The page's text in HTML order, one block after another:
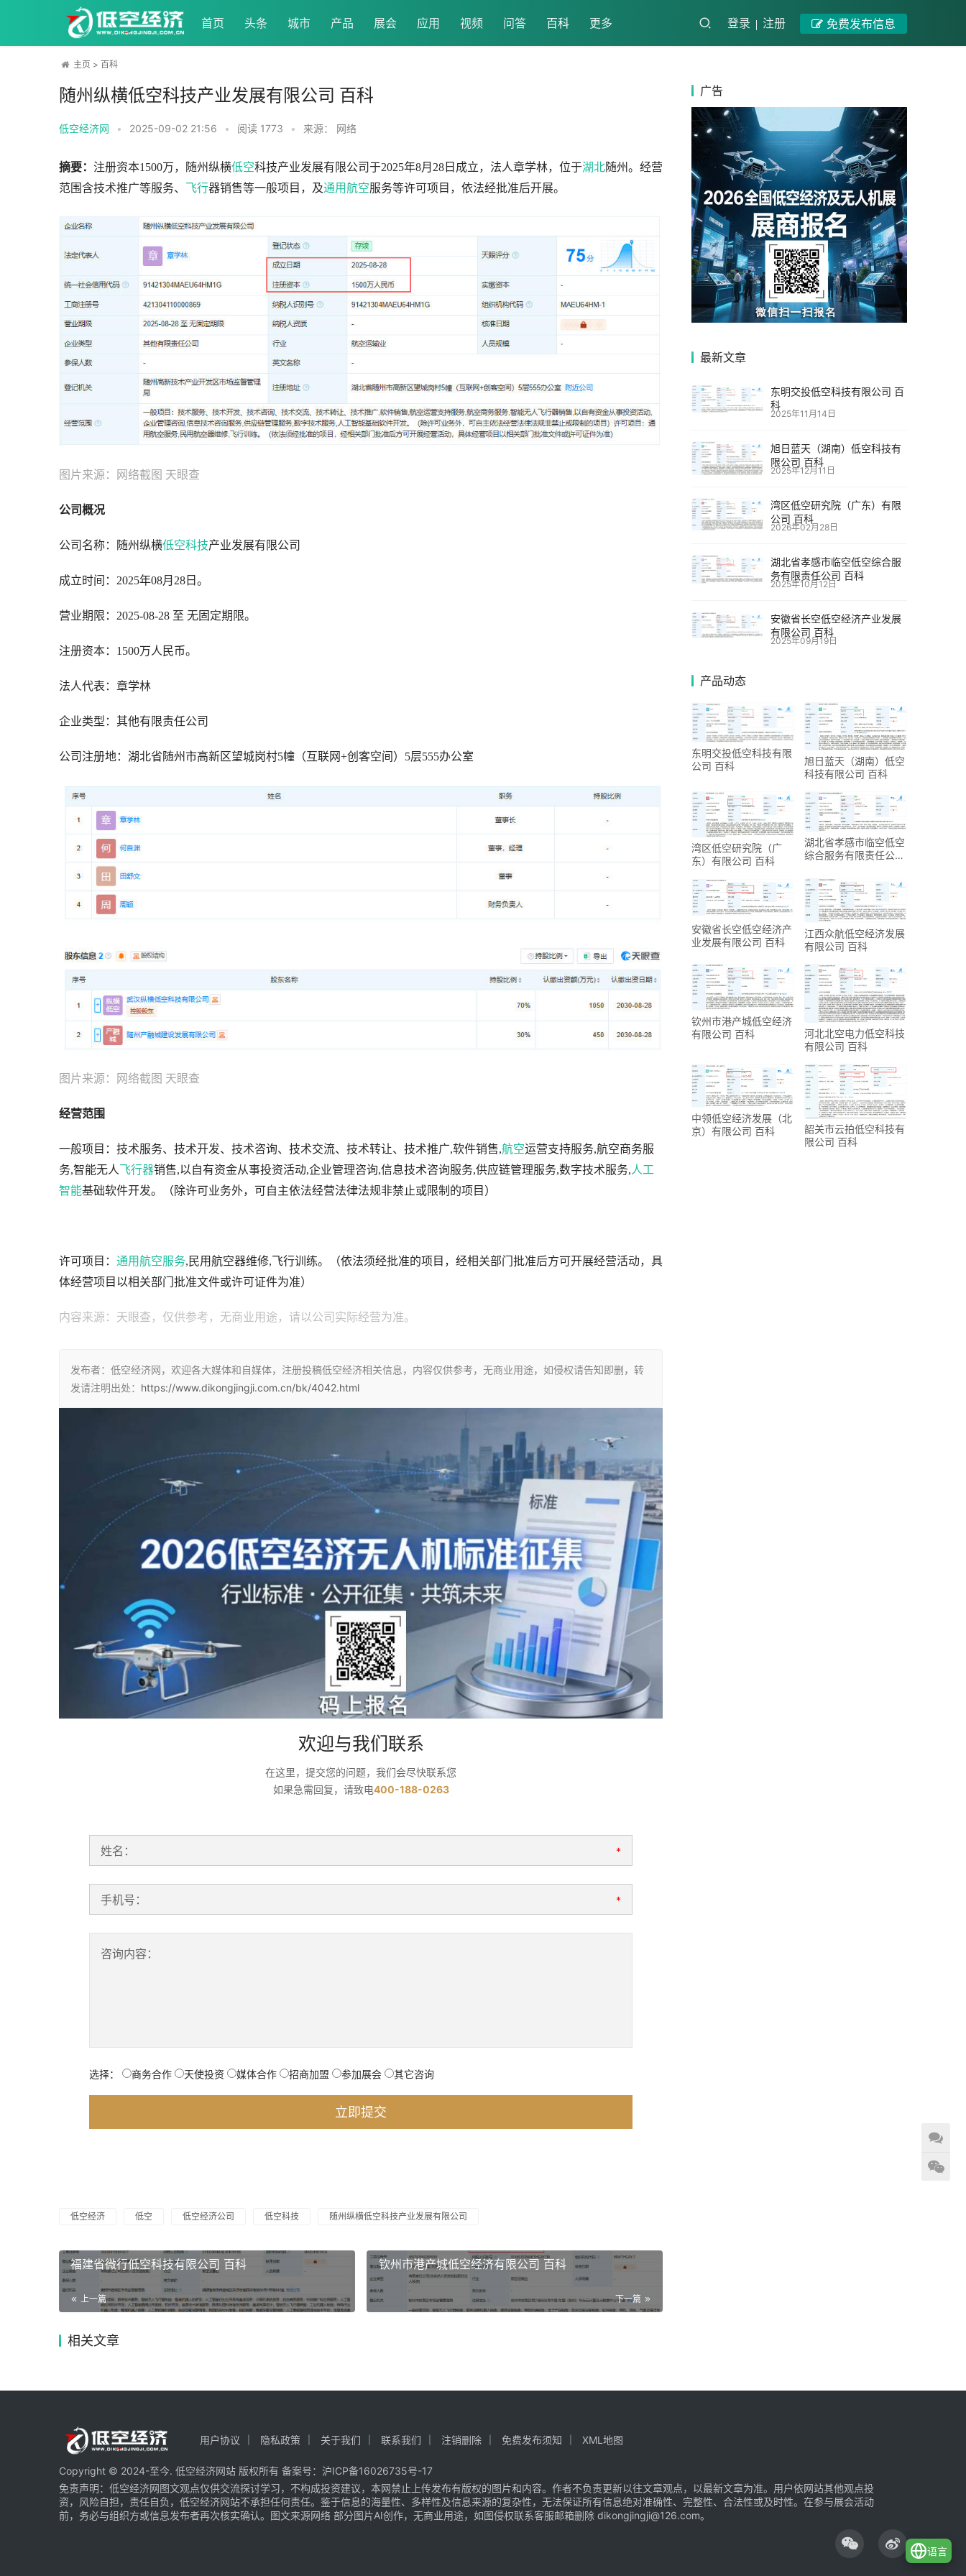
首页 头条 城市 产品 展会 应用 视频 问答 百科 更多 登录 注册 免费发布信息
主页 > 百科
随州纵横低空科技产业发展有限公司 百科
低空经济网 • 2025-09-02 21:56 • 阅读 1773 • 来源： 网络
摘要： 注册资本1500万，随州纵横低空科技产业发展有限公司于2025年8月28日成立，法人章学林，位于湖北随州。经营
范围含技术推广等服务、 飞行器销售等一般项目，及通用航空服务等许可项目，依法经批准后开展。
图片来源：网络截图 天眼查
公司概况
公司名称：随州纵横低空科技产业发展有限公司
成立时间：2025年08月28日。
营业期限：2025-08-28 至 无固定期限。
注册资本：1500万人民币。
法人代表：章学林
企业类型：其他有限责任公司
公司注册地：湖北省随州市高新区望城岗村5幢（互联网+创客空间）5层555办公室
图片来源：网络截图 天眼查
经营范围
一般项目：技术服务、技术开发、技术咨询、技术交流、技术转让、技术推广,软件销售,航空运营支持服务,航空商务服
务,智能无人飞行器销售,以自有资金从事投资活动,企业管理咨询,信息技术咨询服务,供应链管理服务,数字技术服务,人工
智能基础软件开发。（除许可业务外，可自主依法经营法律法规非禁止或限制的项目）
许可项目： 通用航空服务,民用航空器维修,飞行训练。（依法须经批准的项目，经相关部门批准后方可开展经营活动，具
体经营项目以相关部门批准文件或许可证件为准）
内容来源：天眼查，仅供参考，无商业用途，请以公司实际经营为准。
发布者：低空经济网，欢迎各大媒体和自媒体，注册投稿低空经济相关信息，内容仅供参考，无商业用途，如侵权请告知即删，转
发请注明出处： https://www.dikongjingji.com.cn/bk/4042.html
欢迎与我们联系
在这里，提交您的问题，我们会尽快联系您
如果急需回复，请致电400-188-0263
姓名： *
手机号： *
咨询内容：
选择： 商务合作 天使投资 媒体合作 招商加盟 参加展会 其它咨询
低空经济 低空 低空经济公司 低空科技 随州纵横低空科技产业发展有限公司
福建省微行低空科技有限公司 百科
上一篇
钦州市港产城低空经济有限公司 百科
下一篇
相关文章
广告
最新文章
东明交投低空科技有限公司 百
科
2025年11月14日
旭日蓝天（湖南）低空科技有
限公司 百科
2025年12月11日
湾区低空研究院（广东）有限
公司 百科
2026年02月28日
湖北省孝感市临空低空综合服
务有限责任公司 百科
2025年10月12日
安徽省长空低空经济产业发展
有限公司 百科
2025年09月19日
产品动态
东明交投低空科技有限
公司 百科
旭日蓝天（湖南）低空
科技有限公司 百科
湾区低空研究院（广
东）有限公司 百科
湖北省孝感市临空低空
综合服务有限责任公司
安徽省长空低空经济产
业发展有限公司 百科
江西众航低空经济发展
有限公司 百科
钦州市港产城低空经济
有限公司 百科
河北北空电力低空科技
有限公司 百科
中领低空经济发展（北
京）有限公司 百科
韶关市云拍低空科技有
限公司 百科
用户协议 隐私政策 关于我们 联系我们 注销删除 免费发布须知 XML地图
Copyright © 2024-至今. 低空经济网站 版权所有 备案号： 沪ICP备16026735号-17
免责声明：低空经济网图文观点仅供交流探讨学习，不构成投资建议，本网禁止上传发布有版权的图片和内容。作者不负责更新以往文章观点，以最新文章为准。用户依网站其他观点投
资，风险自担，责任自负，低空经济网站不承担任何责任。鉴于信息的海量性、多样性及信息来源的复杂性，无法保证所有信息绝对准确性、完整性、合法性或及时性。在参与展会活动
前，务必与组织方或信息发布者再次核实确认。图文来源网络 部分图片AI创作，无商业用途，如图侵权联系客服邮箱删除 dikongjingji@126.com。
语言